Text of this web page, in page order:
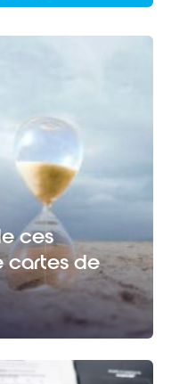
ces
cartes de